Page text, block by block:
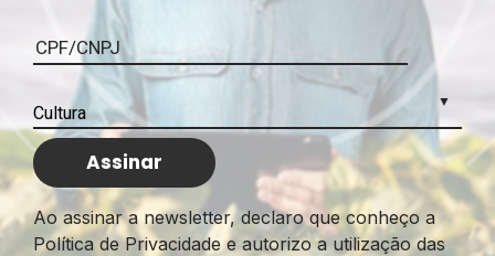
Ao assinar a newsletter, declaro que conheço a
Política de Privacidade e autorizo a utilização das